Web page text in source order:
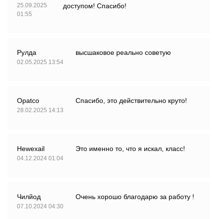
25.09.2025
01:55
доступом! Спасибо!
Рулда
02.05.2025 13:54
высшаковое реально советую
Opatco
28.02.2025 14:13
Спасибо, это действительно круто!
Hewexail
04.12.2024 01:04
Это именно то, что я искал, класс!
Чилйод
07.10.2024 04:30
Очень хорошо благодарю за работу !